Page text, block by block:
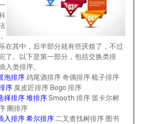
在其中，后半部分就有些厌烦了，不过
了。以下是第一部分，包括交换类排
入类排序。
泡排序鸡尾酒排序 奇偶排序 梳子排序
序臭皮匠排序 Bogo 排序
择排序 堆排序Smooth 排序 笛卡尔树
圈排序
入排序 希尔排序二叉查找树排序 图书